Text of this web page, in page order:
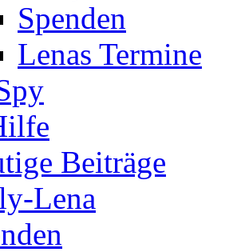
Spenden
Lenas Termine
Beiträge
Lena